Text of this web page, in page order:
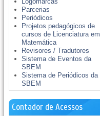
Parcerias
Periódicos
Projetos pedagógicos de
cursos de Licenciatura em
Matemática
Revisores / Tradutores
Sistema de Eventos da
SBEM
Sistema de Periódicos da
SBEM
Contador de Acessos